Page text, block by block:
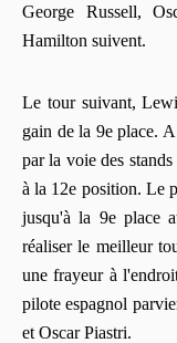
George Russell,
Hamilton suivent.
Le tour suivant,
gain de la 9e place.
par la voie des
à la 12e position. Le
jusqu'à la 9e place
réaliser le meilleur
une frayeur à
pilote espagnol
et Oscar Piastri.